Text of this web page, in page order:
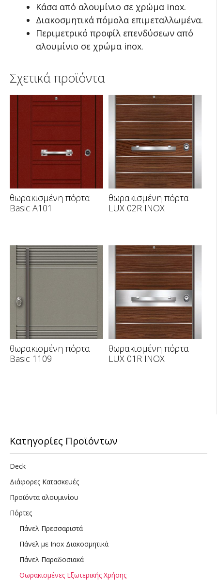
Κάσα από αλουμίνιο σε χρώμα inox.
Διακοσμητικά πόμολα επιμεταλλωμένα.
Περιμετρικό προφίλ επενδύσεων από
αλουμίνιο σε χρώμα inox.
Σχετικά προϊόντα
θωρακισμένη πόρτα
Basic A101
θωρακισμένη πόρτα
LUX 02R INOX
θωρακισμένη πόρτα
Basic 1109
θωρακισμένη πόρτα
LUX 01R INOX
Κατηγορίες Προϊόντων
Deck
Διάφορες Κατασκευές
Προϊόντα αλουμινίου
Πόρτες
Πάνελ Πρεσσαριστά
Πάνελ με Inox Διακοσμητικά
Πάνελ Παραδοσιακά
Θωρακισμένες Εξωτερικής Χρήσης